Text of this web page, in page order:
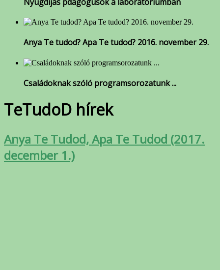
Anya Te tudod? Apa Te tudod? 2016. november 29.
Családoknak szóló programsorozatunk ...
TeTudoD hírek
Anya Te Tudod, Apa Te Tudod (2017.
december 1.)